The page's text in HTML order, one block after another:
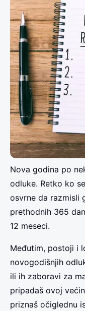
Nova godina po
odluke. Retko ko
osvrne da razmisli
prethodnih 365
12 meseci.
Međutim, postoji i
novogodišnjih
ili ih zaboravi za
pripadaš ovoj
priznaš očiglednu